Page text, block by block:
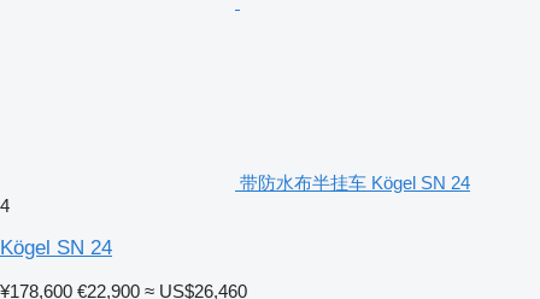
带防水布半挂车 Kögel SN 24
4
Kögel SN 24
¥178,600 €22,900 ≈ US$26,460